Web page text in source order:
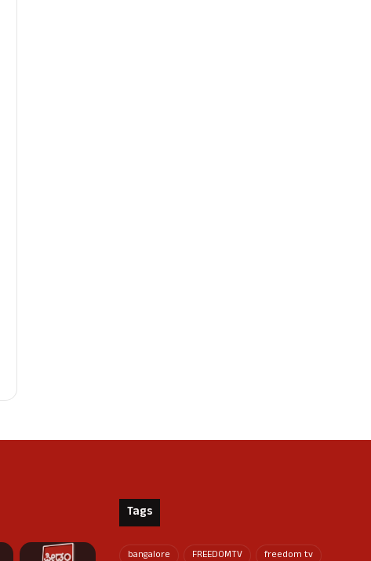
Tags
bangalore FREEDOMTV freedom tv